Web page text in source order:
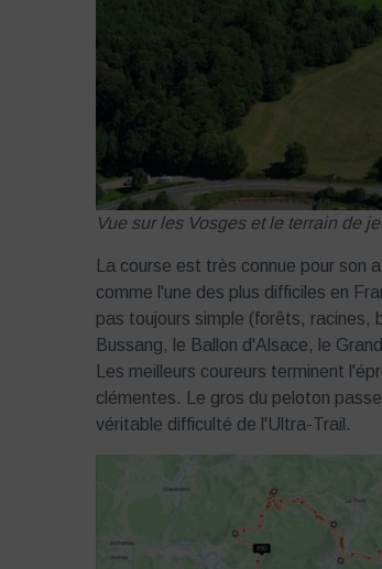
Vue sur les Vosges et le terrain de
La course est très connue pour son
comme l'une des plus difficiles en
pas toujours simple (forêts, racines,
Bussang, le Ballon d'Alsace, le
Les meilleurs coureurs terminent
clémentes. Le gros du peloton
véritable difficulté de l'Ultra-Trail.